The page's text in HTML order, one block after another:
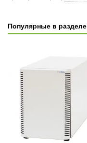
Популярные в разделе